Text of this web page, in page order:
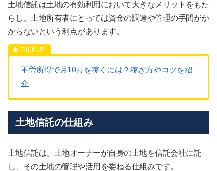
土地信託は土地の有効利用において大きなメリットをもた
らし、土地所有者にとっては資金の調達や管理の手間がか
からないという利点があります。
不労所得で月10万を稼ぐには？稼ぎ方やコツを紹
介
土地信託の仕組み
土地信託は、土地オーナーが自身の土地を信託会社に託
し、その土地の管理や活用を委ねる仕組みです。